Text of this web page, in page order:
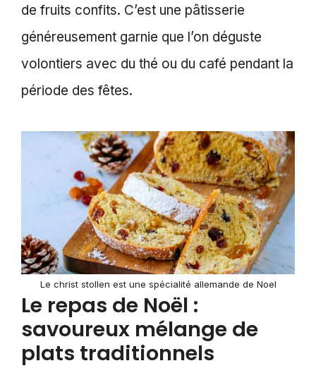
de fruits confits. C’est une pâtisserie
généreusement garnie que l’on déguste
volontiers avec du thé ou du café pendant la
période des fêtes.
Le christ stollen est une spécialité allemande de Noel
Le repas de Noël :
savoureux mélange de
plats traditionnels